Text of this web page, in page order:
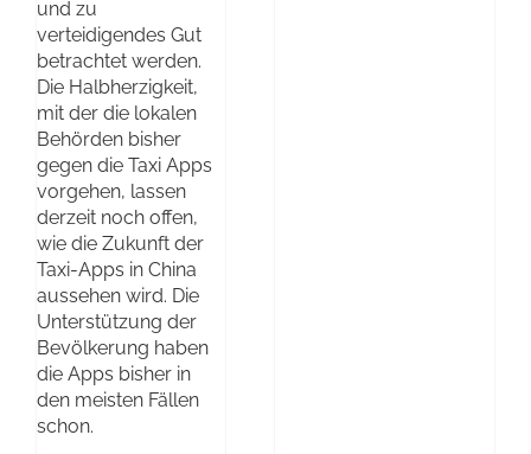
und zu
verteidigendes Gut
betrachtet werden.
Die Halbherzigkeit,
mit der die lokalen
Behörden bisher
gegen die Taxi Apps
vorgehen, lassen
derzeit noch offen,
wie die Zukunft der
Taxi-Apps in China
aussehen wird. Die
Unterstützung der
Bevölkerung haben
die Apps bisher in
den meisten Fällen
schon.